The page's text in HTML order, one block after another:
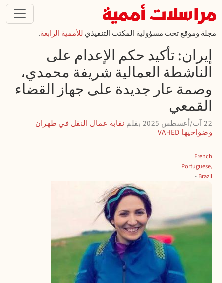
تجاوز إلى المحتوى الرئيسي
مجلة وموقع تحت مسؤولية المكتب التنفيذي للأممية الرابعة.
إيران: تأكيد حكم الإعدام على
الناشطة العمالية شريفة محمدي،
وصمة عار جديدة على جهاز القضاء
القمعي
22 آب/أغسطس 2025 بقلم نقابة عمال النقل في طهران
وضواحيها VAHED
French
Portuguese,
Brazil